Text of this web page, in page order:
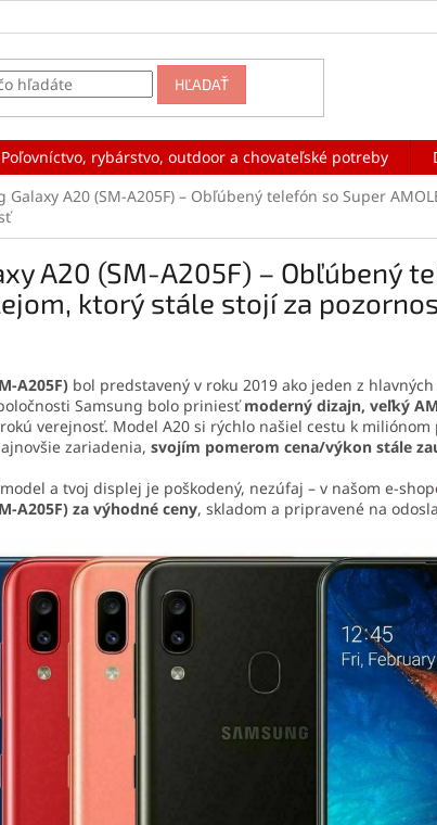
HĽADAŤ
Poľovníctvo, rybárstvo, outdoor a chovateľské potreby
Galaxy A20 (SM-A205F) – Obľúbený telefón so Super
A20 (SM-A205F) – Obľúbený
ktorý stále stojí za
A205F) bol predstavený v roku 2019 ako jeden z
Samsung bolo priniesťmoderný dizajn, veľký
verejnosť. Model A20 si rýchlo našiel cestu k miliónom
zariadenia, svojím pomerom cena/výkon stále
a tvoj displej je poškodený, nezúfaj – v našom e-
A205F) za výhodné ceny, skladom a pripravené na